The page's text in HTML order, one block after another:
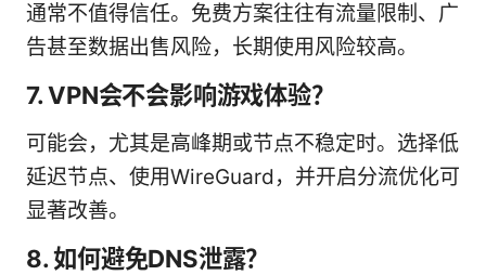
通常不值得信任。免费方案往往有流量限制、广
告甚至数据出售风险，长期使用风险较高。
7. VPN会不会影响游戏体验？
可能会，尤其是高峰期或节点不稳定时。选择低
延迟节点、使用WireGuard，并开启分流优化可
显著改善。
8. 如何避免DNS泄露？